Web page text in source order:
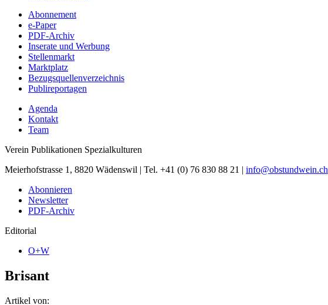
Abonnement
e-Paper
PDF-Archiv
Inserate und Werbung
Stellenmarkt
Marktplatz
Bezugsquellenverzeichnis
Publireportagen
Agenda
Kontakt
Team
Verein Publikationen Spezialkulturen
Meierhofstrasse 1, 8820 Wädenswil | Tel. +41 (0) 76 830 88 21 | info@obstundwein.ch
Abonnieren
Newsletter
PDF-Archiv
Editorial
O+W
Brisant
Artikel von: